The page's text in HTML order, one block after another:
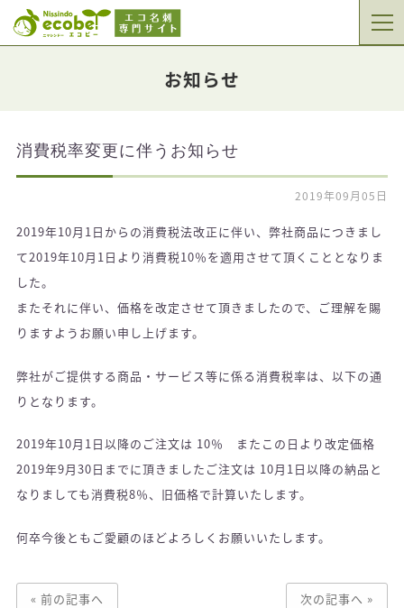
お知らせ
消費税率変更に伴うお知らせ
2019年09月05日
2019年10月1日からの消費税法改正に伴い、弊社商品につきまし
て2019年10月1日より消費税10％を適用させて頂くこととなりま
した。
またそれに伴い、価格を改定させて頂きましたので、ご理解を賜
りますようお願い申し上げます。
弊社がご提供する商品・サービス等に係る消費税率は、以下の通
りとなります。
2019年10月1日以降のご注文は 10％ またこの日より改定価格
2019年9月30日までに頂きましたご注文は 10月1日以降の納品と
なりましても消費税8％、旧価格で計算いたします。
何卒今後ともご愛顧のほどよろしくお願いいたします。
« 前の記事へ 次の記事へ »